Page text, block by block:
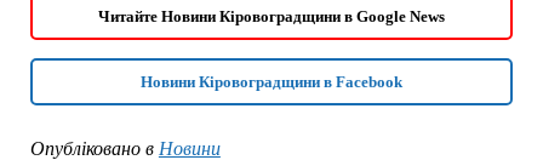
Читайте Новини Кіровоградщини в Google News
Новини Кіровоградщини в Facebook
Опубліковано в Новини